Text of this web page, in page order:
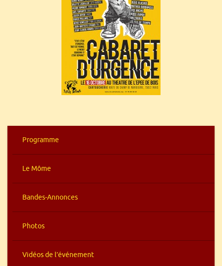
Programme
Le Môme
Bandes-Annonces
Photos
Vidéos de l’événement